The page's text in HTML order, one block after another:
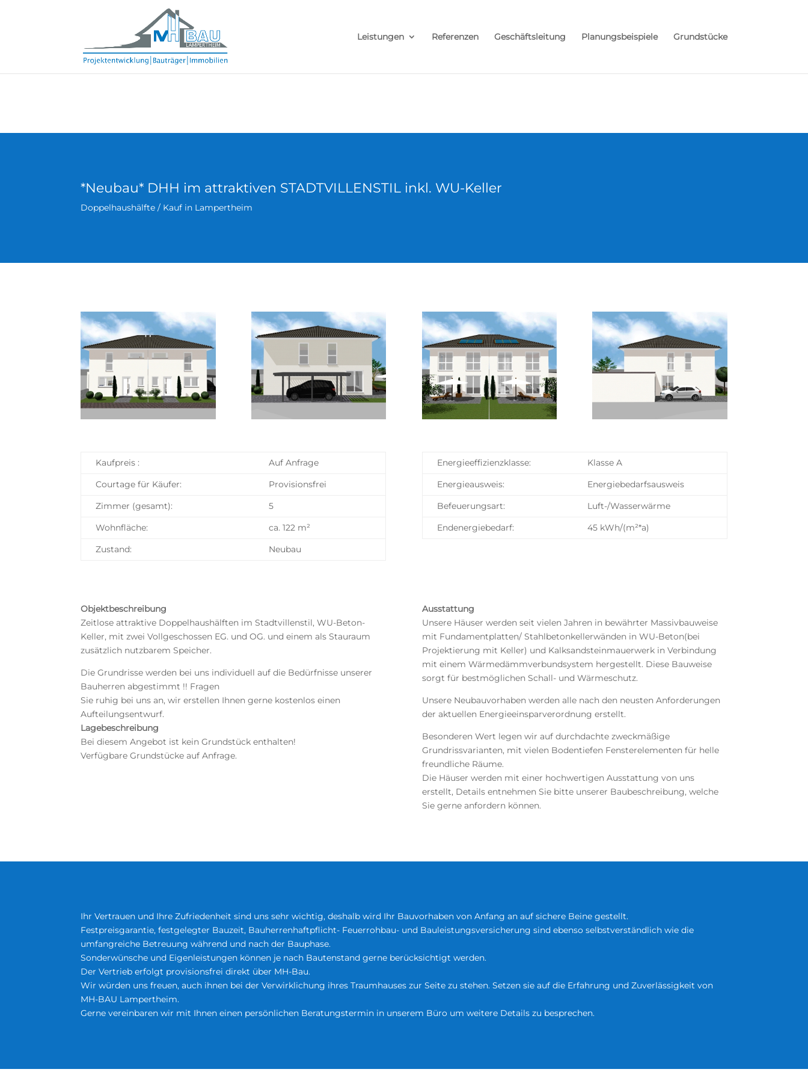
Leistungen Referenzen Geschäftsleitung Planungsbeispiele Grundstücke
*Neubau* DHH im attraktiven STADTVILLENSTIL inkl. WU-Keller
Doppelhaushälfte / Kauf in Lampertheim
Kaufpreis :
Auf Anfrage
Courtage für Käufer:
Provisionsfrei
Zimmer (gesamt):
5
Wohnfläche:
ca. 122 m²
Zustand:
Neubau
Energieeffizienzklasse:
Klasse A
Energieausweis:
Energiebedarfs­ausweis
Befeuerungsart:
Luft-/Wasserwärme
Endenergiebedarf:
45 kWh/(m²*a)
Objektbeschreibung
Zeitlose attraktive Doppelhaushälften im Stadtvillenstil, WU-Beton-
Keller, mit zwei Vollgeschossen EG. und OG. und einem als Stauraum
zusätzlich nutzbarem Speicher.
Die Grundrisse werden bei uns individuell auf die Bedürfnisse unserer
Bauherren abgestimmt !! Fragen
Sie ruhig bei uns an, wir erstellen Ihnen gerne kostenlos einen
Aufteilungsentwurf.
Lagebeschreibung
Bei diesem Angebot ist kein Grundstück enthalten!
Verfügbare Grundstücke auf Anfrage.
Ausstattung
Unsere Häuser werden seit vielen Jahren in bewährter Massivbauweise
mit Fundamentplatten/ Stahlbetonkellerwänden in WU-Beton(bei
Projektierung mit Keller) und Kalksandsteinmauerwerk in Verbindung
mit einem Wärmedämmverbundsystem hergestellt. Diese Bauweise
sorgt für bestmöglichen Schall- und Wärmeschutz.
Unsere Neubauvorhaben werden alle nach den neusten Anforderungen
der aktuellen Energieeinsparverordnung erstellt.
Besonderen Wert legen wir auf durchdachte zweckmäßige
Grundrissvarianten, mit vielen Bodentiefen Fensterelementen für helle
freundliche Räume.
Die Häuser werden mit einer hochwertigen Ausstattung von uns
erstellt, Details entnehmen Sie bitte unserer Baubeschreibung, welche
Sie gerne anfordern können.
Ihr Vertrauen und Ihre Zufriedenheit sind uns sehr wichtig, deshalb wird Ihr Bauvorhaben von Anfang an auf sichere Beine gestellt.
Festpreisgarantie, festgelegter Bauzeit, Bauherrenhaftpflicht- Feuerrohbau- und Bauleistungsversicherung sind ebenso selbstverständlich wie die
umfangreiche Betreuung während und nach der Bauphase.
Sonderwünsche und Eigenleistungen können je nach Bautenstand gerne berücksichtigt werden.
Der Vertrieb erfolgt provisionsfrei direkt über MH-Bau.
Wir würden uns freuen, auch ihnen bei der Verwirklichung ihres Traumhauses zur Seite zu stehen. Setzen sie auf die Erfahrung und Zuverlässigkeit von
MH-BAU Lampertheim.
Gerne vereinbaren wir mit Ihnen einen persönlichen Beratungstermin in unserem Büro um weitere Details zu besprechen.